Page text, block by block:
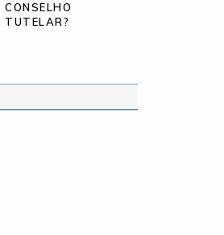
CONSELHO
TUTELAR?